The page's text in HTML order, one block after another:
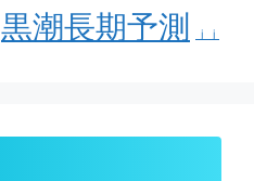
黒潮長期予測 ｊｊ